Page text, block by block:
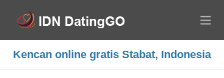
Kencan online gratis Stabat, Indonesia